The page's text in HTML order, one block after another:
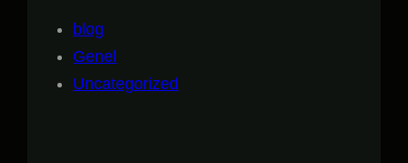
blog
Genel
Uncategorized